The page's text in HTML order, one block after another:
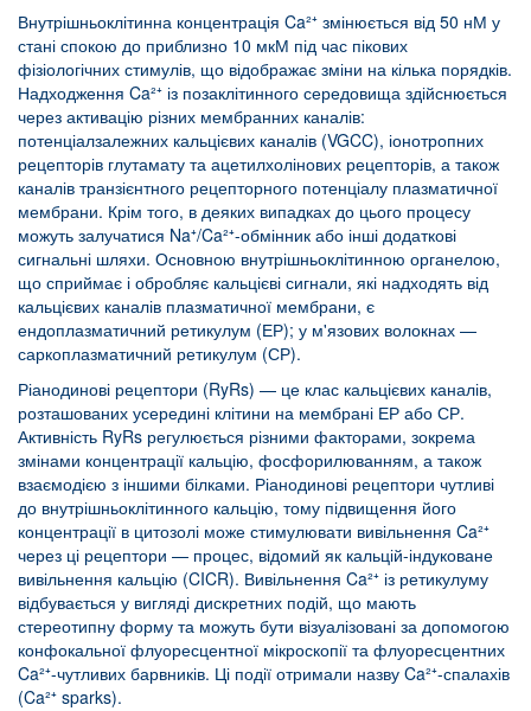
Внутрішньоклітинна концентрація Ca²⁺ змінюється від 50 нМ у
стані спокою до приблизно 10 мкМ під час пікових
фізіологічних стимулів, що відображає зміни на кілька порядків.
Надходження Ca²⁺ із позаклітинного середовища здійснюється
через активацію різних мембранних каналів:
потенціалзалежних кальцієвих каналів (VGCC), іонотропних
рецепторів глутамату та ацетилхолінових рецепторів, а також
каналів транзієнтного рецепторного потенціалу плазматичної
мембрани. Крім того, в деяких випадках до цього процесу
можуть залучатися Na⁺/Ca²⁺-обмінник або інші додаткові
сигнальні шляхи. Основною внутрішньоклітинною органелою,
що сприймає і обробляє кальцієві сигнали, які надходять від
кальцієвих каналів плазматичної мембрани, є
ендоплазматичний ретикулум (ЕР); у м'язових волокнах —
саркоплазматичний ретикулум (СР).
Ріанодинові рецептори (RyRs) — це клас кальцієвих каналів,
розташованих усередині клітини на мембрані ЕР або СР.
Активність RyRs регулюється різними факторами, зокрема
змінами концентрації кальцію, фосфорилюванням, а також
взаємодією з іншими білками. Ріанодинові рецептори чутливі
до внутрішньоклітинного кальцію, тому підвищення його
концентрації в цитозолі може стимулювати вивільнення Ca²⁺
через ці рецептори — процес, відомий як кальцій-індуковане
вивільнення кальцію (CICR). Вивільнення Ca²⁺ із ретикулуму
відбувається у вигляді дискретних подій, що мають
стереотипну форму та можуть бути візуалізовані за допомогою
конфокальної флуоресцентної мікроскопії та флуоресцентних
Ca²⁺-чутливих барвників. Ці події отримали назву Ca²⁺-спалахів
(Ca²⁺ sparks).